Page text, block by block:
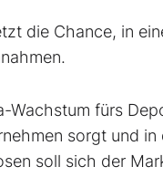
die Chance, in
Wachstum fürs
sorgt und
soll sich der